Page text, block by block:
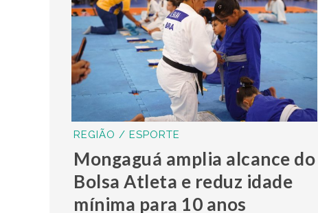
REGIÃO / ESPORTE
Mongaguá amplia alcance do
Bolsa Atleta e reduz idade
mínima para 10 anos